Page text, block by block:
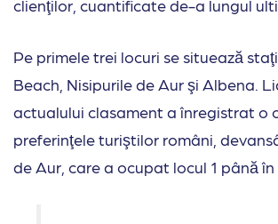
clienţilor, cuantificate de-a lungul
Pe primele trei locuri se situează
Beach, Nisipurile de Aur şi Albena.
actualului clasament a înregistrat o
preferinţele turiştilor români,
de Aur, care a ocupat locul 1 până în